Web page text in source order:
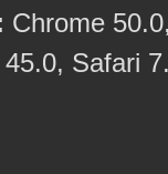
Chrome
45.0, Safari